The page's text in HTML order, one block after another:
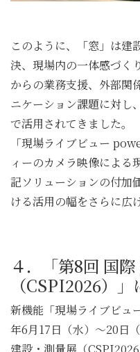
このように、「窓」は建
決、現場内の一体感づく
からの業務支援、外部関
ニケーション課題に対し
で活用されてきました。
「現場ライブビュー
ィーのカメラ映像による
記ソリューションの付加
ける活用の幅をさらに広
４．「第8回 国
（CSPI2026）
新機能「現場ライブビ
年6月17日（水）～20日
建設・測量展（CSPI2026